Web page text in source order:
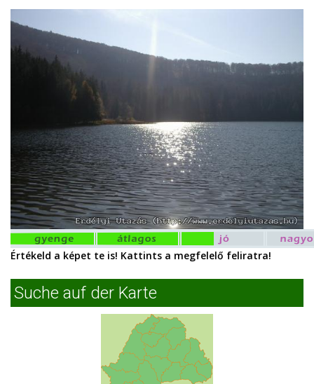
Értékeld a képet te is! Kattints a megfelelő feliratra!
Suche auf der Karte